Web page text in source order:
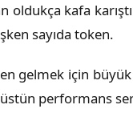
oldukça kafa
sayıda token.
gelmek için
performans